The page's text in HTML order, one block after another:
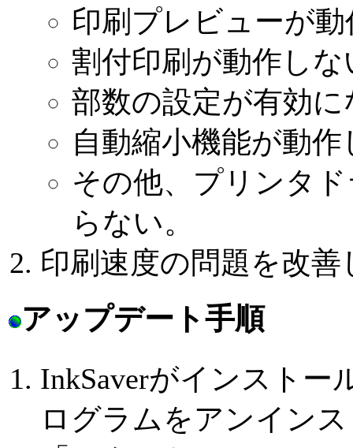
印刷プレビューが
割付印刷が動作しな
部数の設定が有効
自動縮小機能が動
その他、プリンタ
らない。
印刷速度の問題を改善
アップデート手順
InkSaverがインストー
ログラムをアンイン